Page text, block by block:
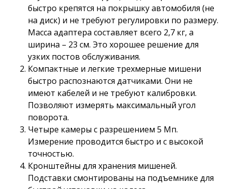
быстро крепятся на покрышку автомобиля (не
на диск) и не требуют регулировки по размеру.
Масса адаптера составляет всего 2,7 кг, а
ширина – 23 см. Это хорошее решение для
узких постов обслуживания.
Компактные и легкие трехмерные мишени
быстро распознаются датчиками. Они не
имеют кабелей и не требуют калибровки.
Позволяют измерять максимальный угол
поворота.
Четыре камеры с разрешением 5 Мп.
Измерение проводится быстро и с высокой
точностью.
Кронштейны для хранения мишеней.
Подставки смонтированы на подъемнике для